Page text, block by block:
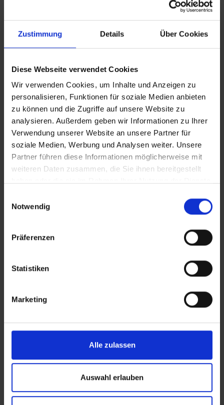
Zustimmung Details Über Cookies
Diese Webseite verwendet Cookies
Wir verwenden Cookies, um Inhalte und Anzeigen zu
personalisieren, Funktionen für soziale Medien anbieten
zu können und die Zugriffe auf unsere Website zu
analysieren. Außerdem geben wir Informationen zu Ihrer
Verwendung unserer Website an unsere Partner für
soziale Medien, Werbung und Analysen weiter. Unsere
Partner führen diese Informationen möglicherweise mit
weiteren Daten zusammen, die Sie ihnen bereitgestellt
Notwendig
Präferenzen
Statistiken
Marketing
Alle zulassen
Auswahl erlauben
nutzen. Bitte beachten Sie, dass es bei Nur-Hotel-
Buchungen vorkommen kann, dass der Hotelier einen
Nachweis der Anreise aus einem EU-Land oder der Schweiz
Nachzahlungsforderungen stellt oder die Buchung nicht
Hotelbeschreibung für Ihre Buchung relevant ist! Es ist
möglich, dass in Einzelfällen nicht alle Veranstalter
Hotelbeschreibungen ausweisen oder es entscheidende
Unterschiede in den beschriebenen Leistungen gibt. Aug.
2023
und Fahrräder. Das Hotel hat auch einen großen
Fahrradkeller mit einem Kompressor für die
Reinigung. Auf Anfrage besteht die Möglichkeit
der Unterstellung.
Anfrage. Gegebenenfalls wird eine Gebühr
erhoben.
Touristensteuer (Ecotasa) erhoben wird.
berechnet. Folgende Gebühren sind ab den 01.
Januar 2018 gültig.
1*-3* Hotel= 2 EUR/Nacht
3,5* -4* Hotel= 3 EUR/Nacht